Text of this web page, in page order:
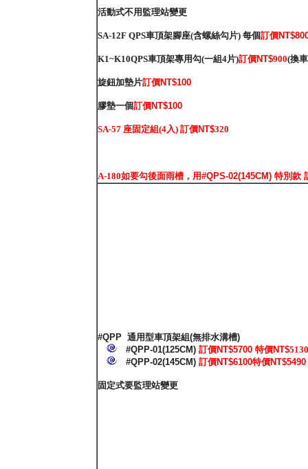
活動式不用監理站變更
SA-12F QPS車頂架腳座(含螺絲勾片) 每個訂價
K1~K10QPS車頂架專用勾(一組4片)訂價NT$900(換
旋鈕加墊片訂價NT$100
膠墊一個訂價NT$100
SA-57 座固定組(4入) 訂價NT$320
A-180如要勾後面雨槽，用#QPS-02(145CM) 特別款
#QPP 通用型車頂架組(無排水溝槽)
#QPP-01(125CM) 訂價NT$5700 特價NT$5130
#QPP-02(145CM) 訂價NT$6100特價NT$5490
固定式要監理站變更